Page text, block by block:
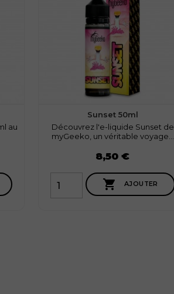
au
Sunset 50ml
Découvrez l'e-liquide Sunset de
myGeeko, un véritable voyage...
8,50 €
 AJOUTER